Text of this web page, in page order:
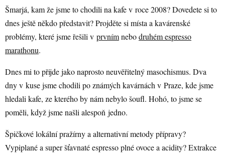
Šmarjá, kam že jsme to chodili na kafe v roce 2008? Dovedete si to
dnes ještě někdo představit? Projděte si místa a kavárenské
problémy, které jsme řešili v prvnímnebodruhém espresso
marathonu.
Dnes mi to přijde jako naprosto neuvěřitelný masochismus. Dva
dny v kuse jsme chodili po známých kavárnách v Praze, kde jsme
hledali kafe, ze kterého by nám nebylo šoufl. Hohó, to jsme se
poměli, když jsme našli alespoň jedno.
Špičkové lokální pražírny a alternativní metody přípravy?
Vypiplané a super šťavnaté espresso plné ovoce a acidity? Extrakce